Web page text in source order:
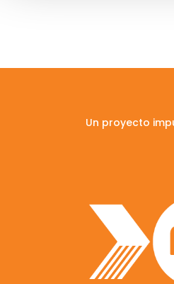
Un proyecto